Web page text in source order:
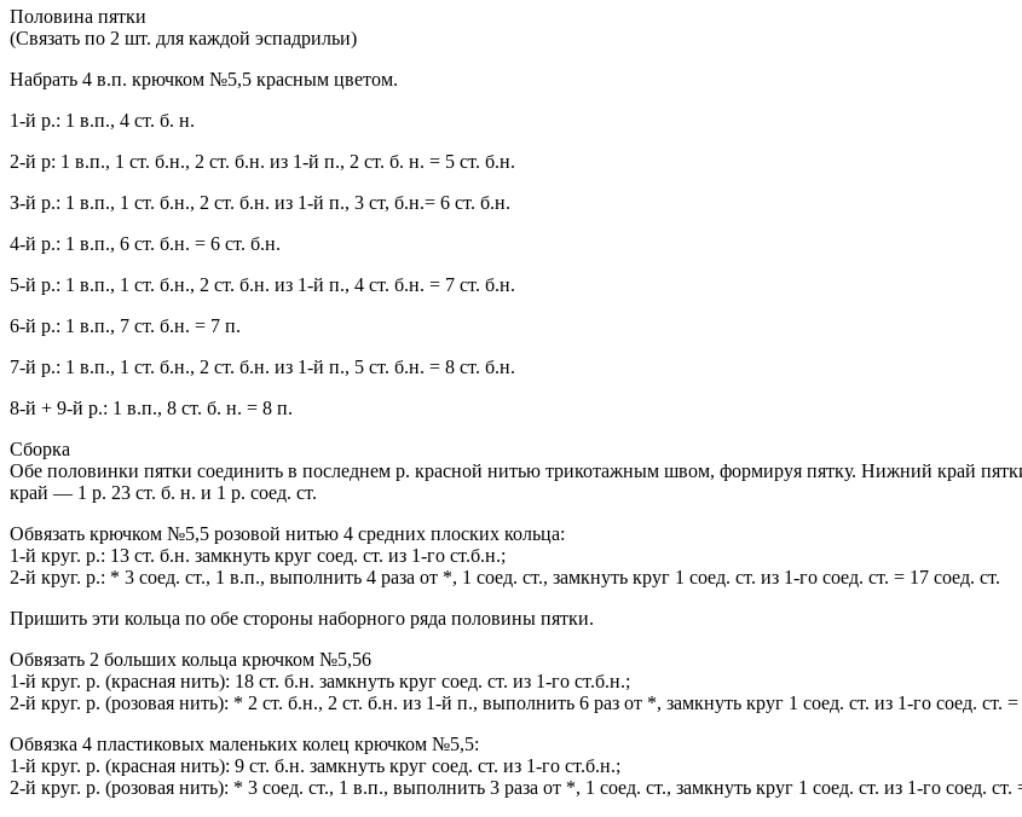
Половина пятки
(Связать по 2 шт. для каждой эспадрильи)
Набрать 4 в.п. крючком №5,5 красным цветом.
1-й р.: 1 в.п., 4 ст. б. н.
2-й р: 1 в.п., 1 ст. б.н., 2 ст. б.н. из 1-й п., 2 ст. б. н. = 5 ст. б.н.
З-й р.: 1 в.п., 1 ст. б.н., 2 ст. б.н. из 1-й п., 3 ст, б.н.= 6 ст. б.н.
4-й р.: 1 в.п., 6 ст. б.н. = 6 ст. б.н.
5-й р.: 1 в.п., 1 ст. б.н., 2 ст. б.н. из 1-й п., 4 ст. б.н. = 7 ст. б.н.
6-й р.: 1 в.п., 7 ст. б.н. = 7 п.
7-й р.: 1 в.п., 1 ст. б.н., 2 ст. б.н. из 1-й п., 5 ст. б.н. = 8 ст. б.н.
8-й + 9-й р.: 1 в.п., 8 ст. б. н. = 8 п.
Сборка
Обе половинки пятки соединить в последнем р. красной нитью трикотажным швом, формируя пятку. Нижний край
край — 1 р. 23 ст. б. н. и 1 р. соед. ст.
Обвязать крючком №5,5 розовой нитью 4 средних плоских кольца:
1-й круг. р.: 13 ст. б.н. замкнуть круг соед. ст. из 1-го ст.б.н.;
2-й круг. р.: * 3 соед. ст., 1 в.п., выполнить 4 раза от *, 1 соед. ст., замкнуть круг 1 соед. ст. из 1-го соед. ст. = 17 соед. ст.
Пришить эти кольца по обе стороны наборного ряда половины пятки.
Обвязать 2 больших кольца крючком №5,56
1-й круг. р. (красная нить): 18 ст. б.н. замкнуть круг соед. ст. из 1-го ст.б.н.;
2-й круг. р. (розовая нить): * 2 ст. б.н., 2 ст. б.н. из 1-й п., выполнить 6 раз от *, замкнуть круг 1 соед. ст. из 1-го соед. ст. =
Обвязка 4 пластиковых маленьких колец крючком №5,5:
1-й круг. р. (красная нить): 9 ст. б.н. замкнуть круг соед. ст. из 1-го ст.б.н.;
2-й круг. р. (розовая нить): * 3 соед. ст., 1 в.п., выполнить 3 раза от *, 1 соед. ст., замкнуть круг 1 соед. ст. из 1-го соед. ст.